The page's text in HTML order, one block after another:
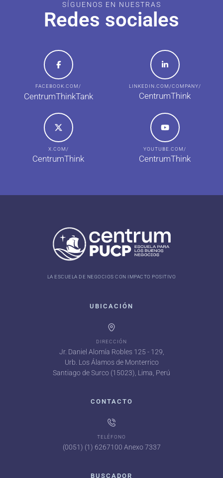
SÍGUENOS EN NUESTRAS
Redes sociales
FACEBOOK.COM/
CentrumThinkTank
LINKEDIN.COM/COMPANY/
CentrumThink
X.COM/
CentrumThink
YOUTUBE.COM/
CentrumThink
LA ESCUELA DE NEGOCIOS CON IMPACTO POSITIVO
UBICACIÓN
DIRECCIÓN
Jr. Daniel Alomía Robles 125 - 129,
Urb. Los Álamos de Monterrico
Santiago de Surco (15023), Lima, Perú
CONTACTO
TELÉFONO
(0051) (1) 6267100 Anexo 7337
BUSCADOR